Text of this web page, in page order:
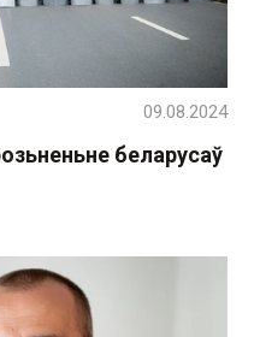
беларусаў
09.08.2024